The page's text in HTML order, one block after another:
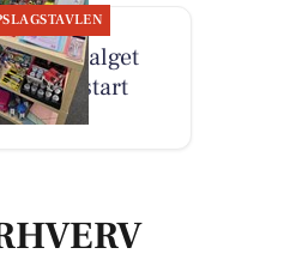
har udvalget
skolestart